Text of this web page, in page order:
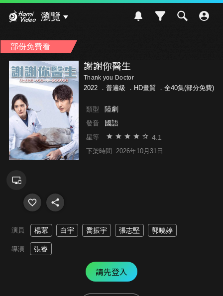
瀏覽
部份免費看
謝謝你醫生
Thank you Doctor
2022 ． 普遍級 ．HD畫質 ．全40集(部分免費)
類型 陸劇
發音 國語
星等 4.1
下架時間 2026年10月31日
演員 楊冪 白宇 喬振宇 張志堅 郭曉婷
導演 張睿
請先登入